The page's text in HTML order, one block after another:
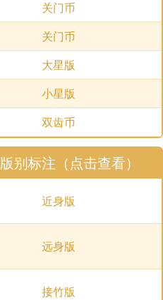
关门币
关门币
大星版
小星版
双齿币
别标注（点击查看）
近身版
远身版
接竹版